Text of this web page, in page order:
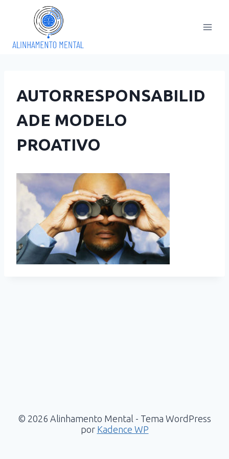
Conteúdo
AUTORRESPONSABILID
ADE MODELO
PROATIVO
© 2026 Alinhamento Mental - Tema WordPress
por Kadence WP